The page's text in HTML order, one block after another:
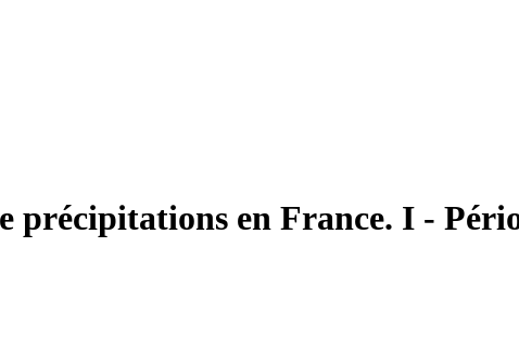
précipitations en France. I -